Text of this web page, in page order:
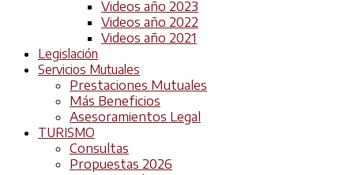
Videos año 2023
Videos año 2022
Videos año 2021
Legislación
Servicios Mutuales
Prestaciones Mutuales
Más Beneficios
Asesoramientos Legal
TURISMO
Consultas
Propuestas 2026